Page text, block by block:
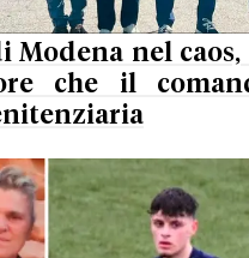
Modena nel
che il